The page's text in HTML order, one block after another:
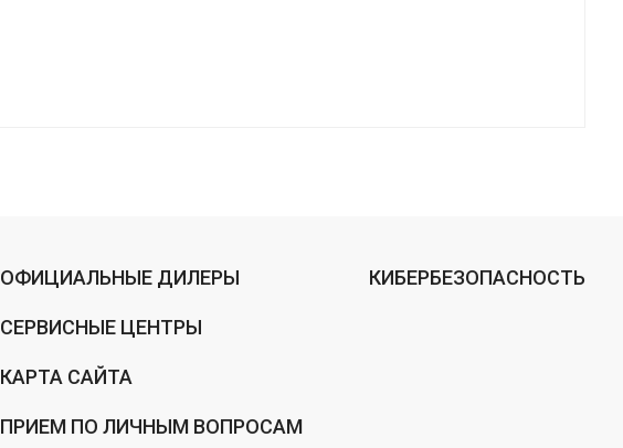
ОФИЦИАЛЬНЫЕ ДИЛЕРЫ
СЕРВИСНЫЕ ЦЕНТРЫ
КАРТА САЙТА
ПРИЕМ ПО ЛИЧНЫМ ВОПРОСАМ
КИБЕРБЕЗОПАСНОСТЬ